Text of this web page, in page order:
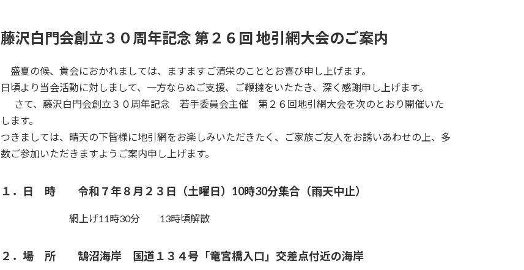
藤沢白門会創立３０周年記念 第２６回 地引網大会のご案内
盛夏の候、貴会におかれましては、ますますご清栄のこととお喜び申し上げます。
日頃より当会活動に対しまして、一方ならぬご支援、ご鞭撻をいたたき、深く感謝申し上げます。
さて、藤沢白門会創立３０周年記念 若手委員会主催 第２６回地引網大会を次のとおり開催いた
します。
つきましては、晴天の下皆様に地引網をお楽しみいただきたく、ご家族ご友人をお誘いあわせの上、多
数ご参加いただきますようご案内申し上げます。
１．日 時 令和７年８月２３日（土曜日）10時30分集合（雨天中止）
網上げ11時30分 13時頃解散
２．場 所 鵠沼海岸 国道１３４号「竜宮橋入口」交差点付近の海岸